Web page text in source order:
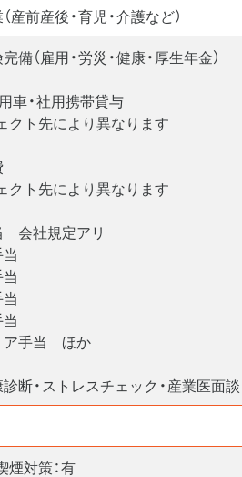
産前産後・育児・介護など）
備（雇用・労災・健康・厚生年金）
車・社用携帯貸与
クト先により異なります
クト先により異なります
会社規定アリ
ア手当 ほか
診断・ストレスチェック・産業医面談
煙対策：有